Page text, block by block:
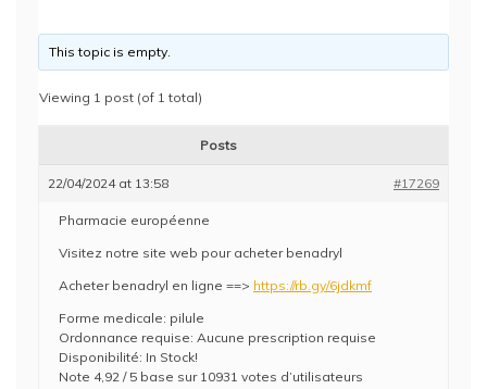
This topic is empty.
Viewing 1 post (of 1 total)
Posts
22/04/2024 at 13:58 #17269
Pharmacie européenne
Visitez notre site web pour acheter benadryl
Acheter benadryl en ligne ==> https://rb.gy/6jdkmf
Forme medicale: pilule
Ordonnance requise: Aucune prescription requise
Disponibilité: In Stock!
Note 4,92 / 5 base sur 10931 votes d’utilisateurs